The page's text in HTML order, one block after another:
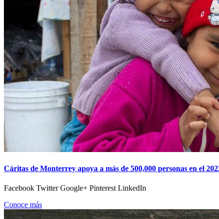
Cáritas de Monterrey apoya a más de 500,000 personas en el
Facebook Twitter Google+ Pinterest LinkedIn
Conoce más